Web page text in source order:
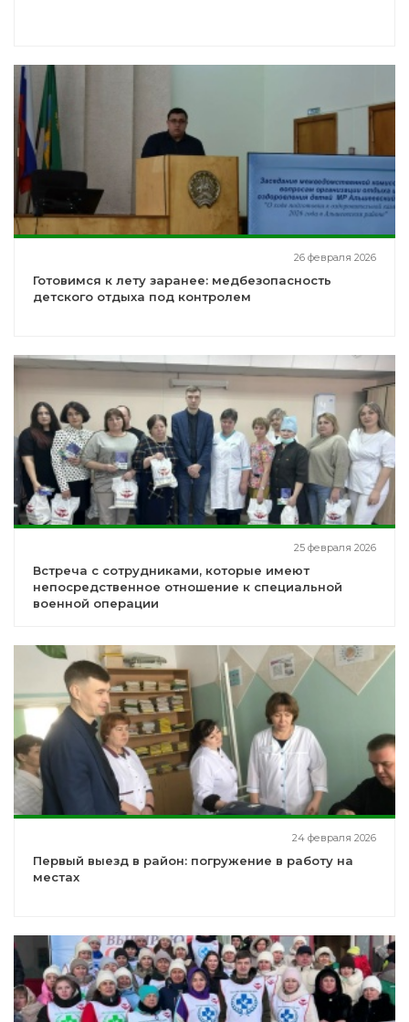
26 февраля 2026
Готовимся к лету заранее: медбезопасность
детского отдыха под контролем
25 февраля 2026
Встреча с сотрудниками, которые имеют
непосредственное отношение к специальной
военной операции
24 февраля 2026
Первый выезд в район: погружение в работу на
местах